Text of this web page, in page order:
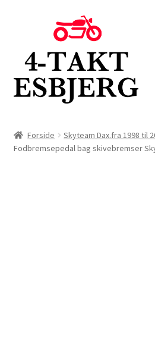
navigation
indhold
Butik
Forside Skyteam Dax.fra 1998 til
Fodbremsepedal bag skivebremser